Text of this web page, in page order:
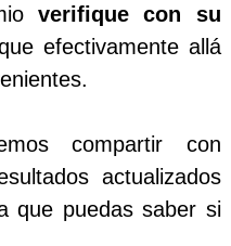
verifique con su
efectivamente allá
compartir con
actualizados
que puedas saber si